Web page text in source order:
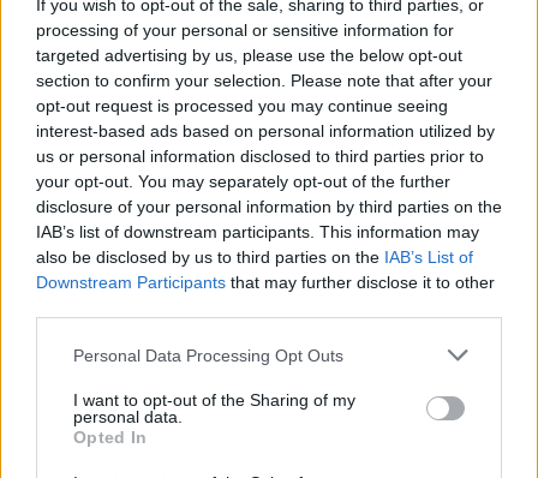
If you wish to opt-out of the sale, sharing to third parties, or
processing of your personal or sensitive information for
targeted advertising by us, please use the below opt-out
section to confirm your selection. Please note that after your
opt-out request is processed you may continue seeing
interest-based ads based on personal information utilized by
us or personal information disclosed to third parties prior to
your opt-out. You may separately opt-out of the further
disclosure of your personal information by third parties on the
IAB’s list of downstream participants. This information may
also be disclosed by us to third parties on the IAB’s List of
Downstream Participants that may further disclose it to other
Personal Data Processing Opt Outs
I want to opt-out of the Sharing of my
personal data.
Opted In
mediach! TVP ujawnia płace
dyrektorów
Kraj
16 marca 2024, 13:26